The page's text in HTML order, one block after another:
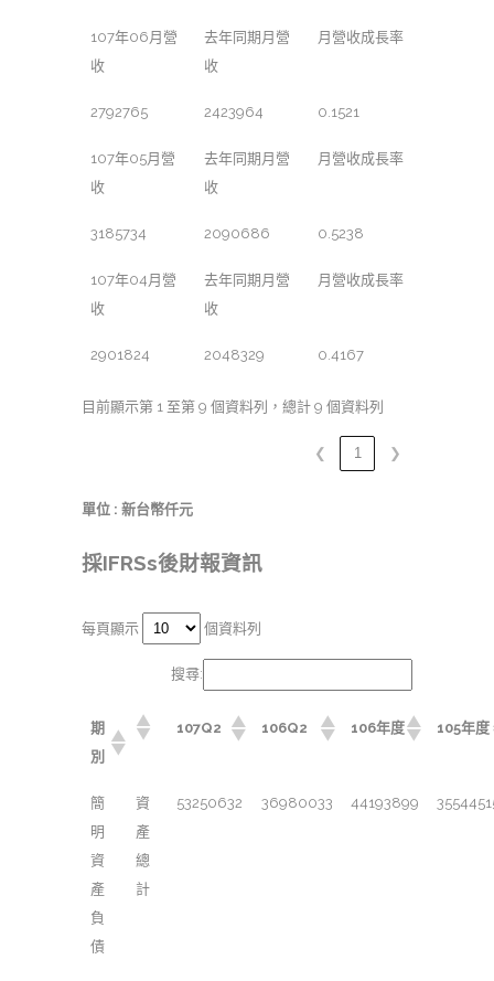
107年06月營
收
去年同期月營
收
月營收成長率
2792765 2423964 0.1521
107年05月營
收
去年同期月營
收
月營收成長率
3185734 2090686 0.5238
107年04月營
收
去年同期月營
收
月營收成長率
2901824 2048329 0.4167
目前顯示第 1 至第 9 個資料列，總計 9 個資料列
❮ 1 ❯
單位 : 新台幣仟元
採IFRSs後財報資訊
每頁顯示 個資料列
搜尋:
期
別
107Q2 106Q2 106年度 105年度
簡
明
資
產
負
債
資
產
總
計
53250632 36980033 44193899